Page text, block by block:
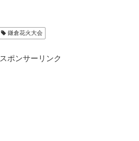
鎌倉花火大会
スポンサーリンク